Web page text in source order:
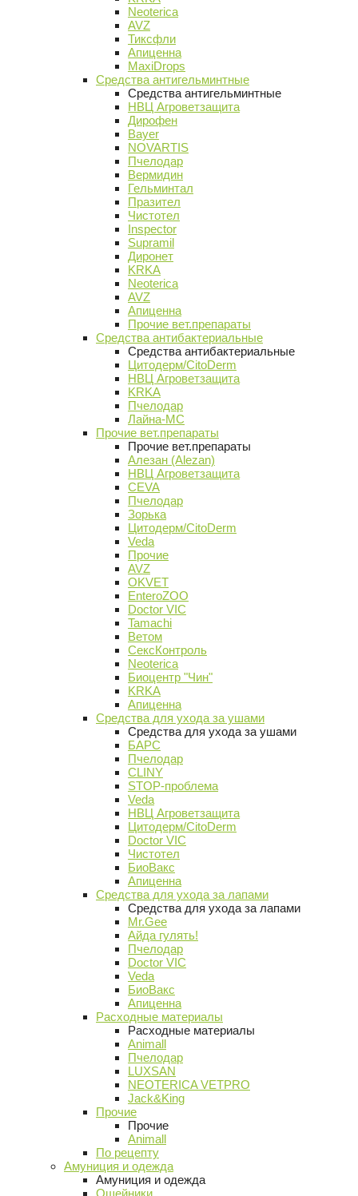
Neoterica
AVZ
Тиксфли
Апиценна
MaxiDrops
Средства антигельминтные
Средства антигельминтные
НВЦ Агроветзащита
Дирофен
Bayer
NOVARTIS
Пчелодар
Вермидин
Гельминтал
Празител
Чистотел
Inspector
Supramil
Диронет
KRKA
Neoterica
AVZ
Апиценна
Прочие вет.препараты
Средства антибактериальные
Средства антибактериальные
Цитодерм/CitoDerm
НВЦ Агроветзащита
KRKA
Пчелодар
Лайна-МС
Прочие вет.препараты
Прочие вет.препараты
Алезан (Alezan)
НВЦ Агроветзащита
CEVA
Пчелодар
Зорька
Цитодерм/CitoDerm
Veda
Прочие
AVZ
OKVET
EnteroZOO
Doctor VIC
Tamachi
Ветом
СексКонтроль
Neoterica
Биоцентр "Чин"
KRKA
Апиценна
Средства для ухода за ушами
Средства для ухода за ушами
БАРС
Пчелодар
CLINY
STOP-проблема
Veda
НВЦ Агроветзащита
Цитодерм/CitoDerm
Doctor VIC
Чистотел
БиоВакс
Апиценна
Средства для ухода за лапами
Средства для ухода за лапами
Mr.Gee
Айда гулять!
Пчелодар
Doctor VIC
Veda
БиоВакс
Апиценна
Расходные материалы
Расходные материалы
Animall
Пчелодар
LUXSAN
NEOTERICA VETPRO
Jack&King
Прочие
Прочие
Animall
По рецепту
Амуниция и одежда
Амуниция и одежда
Ошейники